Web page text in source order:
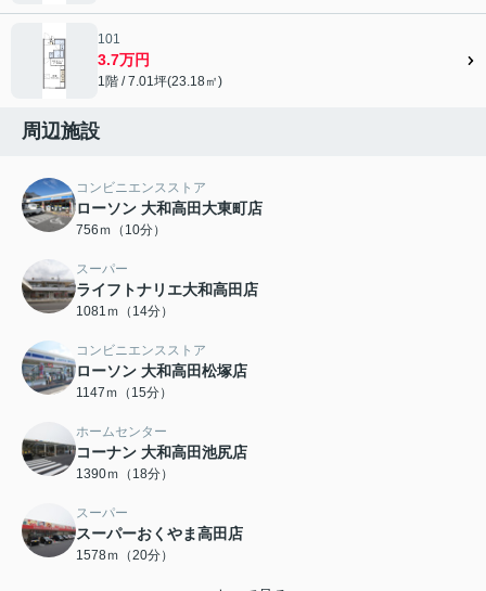
101
3.7万円
1階 / 7.01坪(23.18㎡)
周辺施設
コンビニエンスストア
ローソン 大和高田大東町店
756ｍ（10分）
スーパー
ライフトナリエ大和高田店
1081ｍ（14分）
コンビニエンスストア
ローソン 大和高田松塚店
1147ｍ（15分）
ホームセンター
コーナン 大和高田池尻店
1390ｍ（18分）
スーパー
スーパーおくやま高田店
1578ｍ（20分）